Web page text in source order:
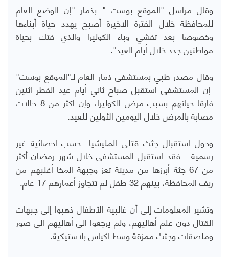
وقال مراسل "الموقع بوست " بذمار "إن الوضع العام
للمحافظة خلال الفترة الاخيرة أصبح يهدد حياة أبناءها
وخصوصا بعد تفشي وباء الكوليرا والذي فتك بحياة
مواطنين جدد خلال أيام العيد".
وقال مصدر طبي بمستشفى ذمار العام لـ"الموقع بوست"
إن المستشفى استقبل صباح ثاني أيام عيد الفطر اثنين
فارقا حياتهم بسبب مرض الكوليرا، وإن اكثر من 8 حالات
مصابة بالمرض خلال اليومين الأولين للعيد.
وحول استقبال جثث قتلى المليشيا -حسب احصائية غير
رسمية- فقد استقبل المستشفى خلال شهر رمضان أكثر
من 67 جثة أبرزها من مدينة تعز وجبهة المخا أغلبهم من
ريف المحافظة، بينهم 32 طفل لم تتجاوز أعمارهم 17 عام.
وتشير المعلومات إلى أن غالبية الأطفال ذهبوا إلى جبهات
القتال دون علم أهاليهم، ولم يرجعوا الى أهاليهم الى صور
وملصقات وجثث ممزقة وسط اكياس بلاستيكية.